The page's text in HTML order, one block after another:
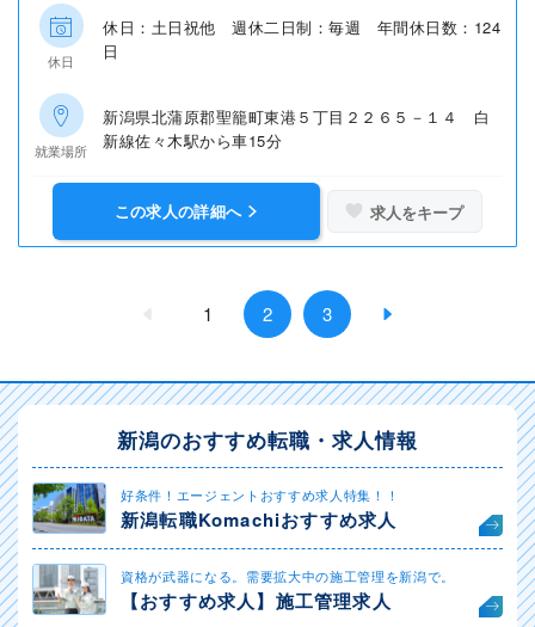
休日
休日：土日祝他 週休二日制：毎週 年間休日数：124
日
就業場所
新潟県北蒲原郡聖籠町東港５丁目２２６５－１４ 白
新線佐々木駅から車15分
この求人の詳細へ 求人をキープ
1 2 3
新潟のおすすめ転職・求人情報
好条件！エージェントおすすめ求人特集！！
新潟転職Komachiおすすめ求人
資格が武器になる。需要拡大中の施工管理を新潟で。
【おすすめ求人】施工管理求人